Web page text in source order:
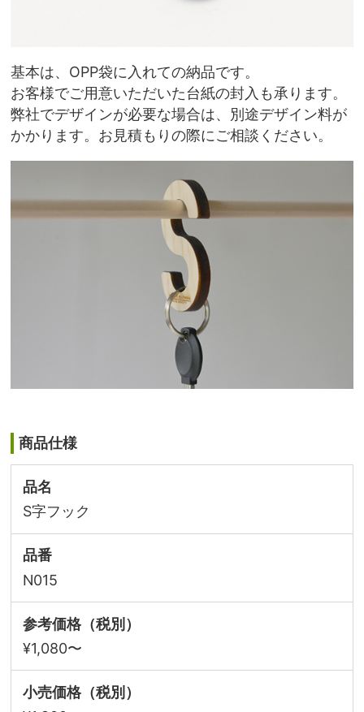
基本は、OPP袋に入れての納品です。
お客様でご用意いただいた台紙の封入も承ります。
弊社でデザインが必要な場合は、別途デザイン料が
かかります。お見積もりの際にご相談ください。
商品仕様
品名
S字フック
品番
N015
参考価格（税別）
¥1,080〜
小売価格（税別）